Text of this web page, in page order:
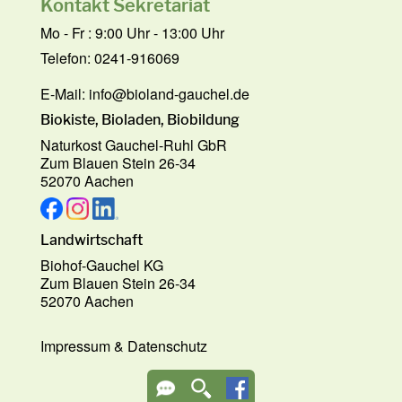
Kontakt Sekretariat
Mo - Fr : 9:00 Uhr - 13:00 Uhr
Telefon: 0241-916069
E-Mail: info@bioland-gauchel.de
Biokiste, Bioladen, Biobildung
Naturkost Gauchel-Ruhl GbR
Zum Blauen Stein 26-34
52070 Aachen
Landwirtschaft
Biohof-Gauchel KG
Zum Blauen Stein 26-34
52070 Aachen
Impressum& Datenschutz